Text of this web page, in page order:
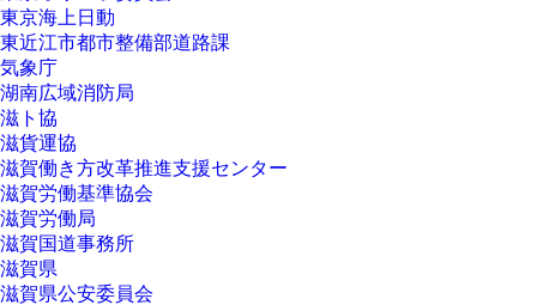
東京海上日動
東近江市都市整備部道路課
気象庁
湖南広域消防局
滋ト協
滋貨運協
滋賀働き方改革推進支援センター
滋賀労働基準協会
滋賀労働局
滋賀国道事務所
滋賀県
滋賀県公安委員会